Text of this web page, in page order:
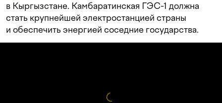
в Кыргызстане. Камбаратинская ГЭС-1 должна
стать крупнейшей электростанцией страны
и обеспечить энергией соседние государства.